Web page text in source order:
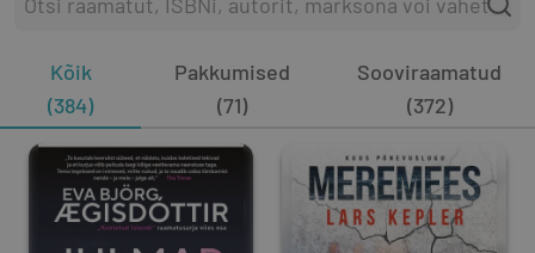
Kõik
(384)
Pakkumised
(71)
Sooviraamatud
(372)